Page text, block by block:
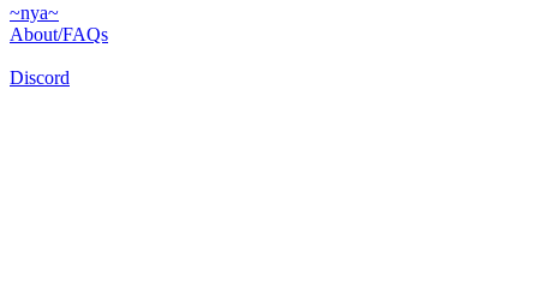
~nya~
About/FAQs
Discord